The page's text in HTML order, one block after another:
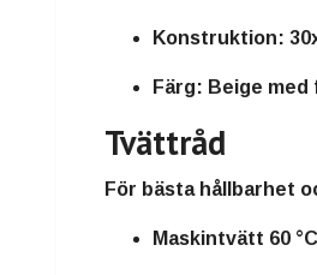
Konstruktion:
Färg: Beige
Tvättråd
För bästa hållbarhet
Maskintvätt 60 °C